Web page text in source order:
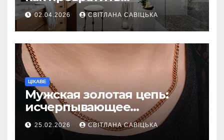
ежедневную гигиену в
восстанавливающий
ритуал
02.04.2026 СВІТЛАНА САВІЦЬКА
ЦІКАВЕ
Мужская золотая цепь:
исчерпывающее
руководство по выбору
статусного украшения
25.02.2026 СВІТЛАНА САВІЦЬКА